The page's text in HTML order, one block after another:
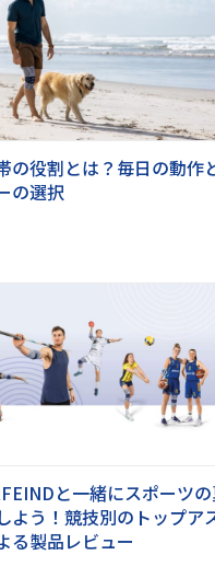
の役割とは？毎日の動作
の選択
と一緒にスポーツ
よう！競技別のトップア
る製品レビュー